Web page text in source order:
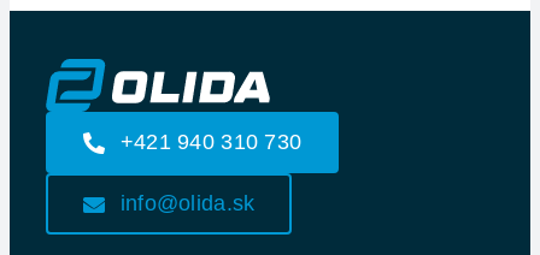
+421 940 310 730
info@olida.sk